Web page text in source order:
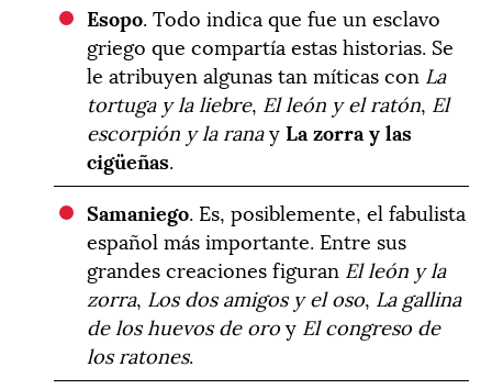
Esopo. Todo indica que fue un esclavo
griego que compartía estas historias. Se
le atribuyen algunas tan míticas con La
tortuga y la liebre, El león y el ratón, El
escorpión y la ranayLa zorra y las
cigüeñas.
Samaniego. Es, posiblemente, el fabulista
español más importante. Entre sus
grandes creaciones figuran El león y la
zorra, Los dos amigos y el oso, La gallina
de los huevos de oroy El congreso de
los ratones.